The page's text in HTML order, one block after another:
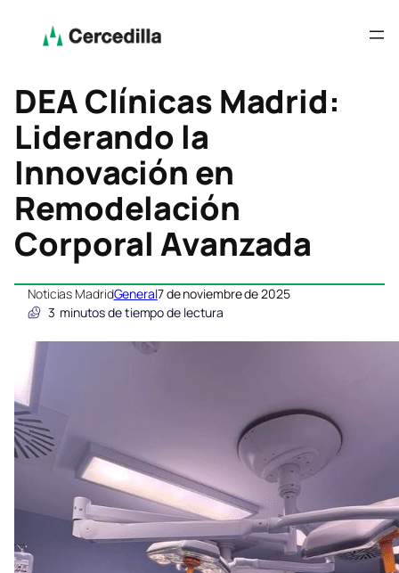
DEA Clínicas Madrid:
Liderando la
Innovación en
Remodelación
Corporal Avanzada
Noticias MadridGeneral7 de noviembre de 2025
3 minutos de tiempo de lectura